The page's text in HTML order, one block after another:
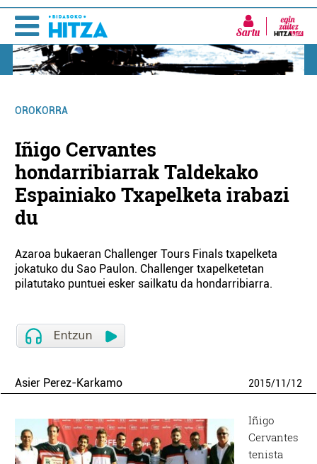
Sartu
OROKORRA
Iñigo Cervantes
hondarribiarrak Taldekako
Espainiako Txapelketa irabazi
du
Azaroa bukaeran Challenger Tours Finals txapelketa
jokatuko du Sao Paulon. Challenger txapelketetan
pilatutako puntuei esker sailkatu da hondarribiarra.
Asier Perez-Karkamo 2015/11/12
Iñigo
Cervantes
tenista